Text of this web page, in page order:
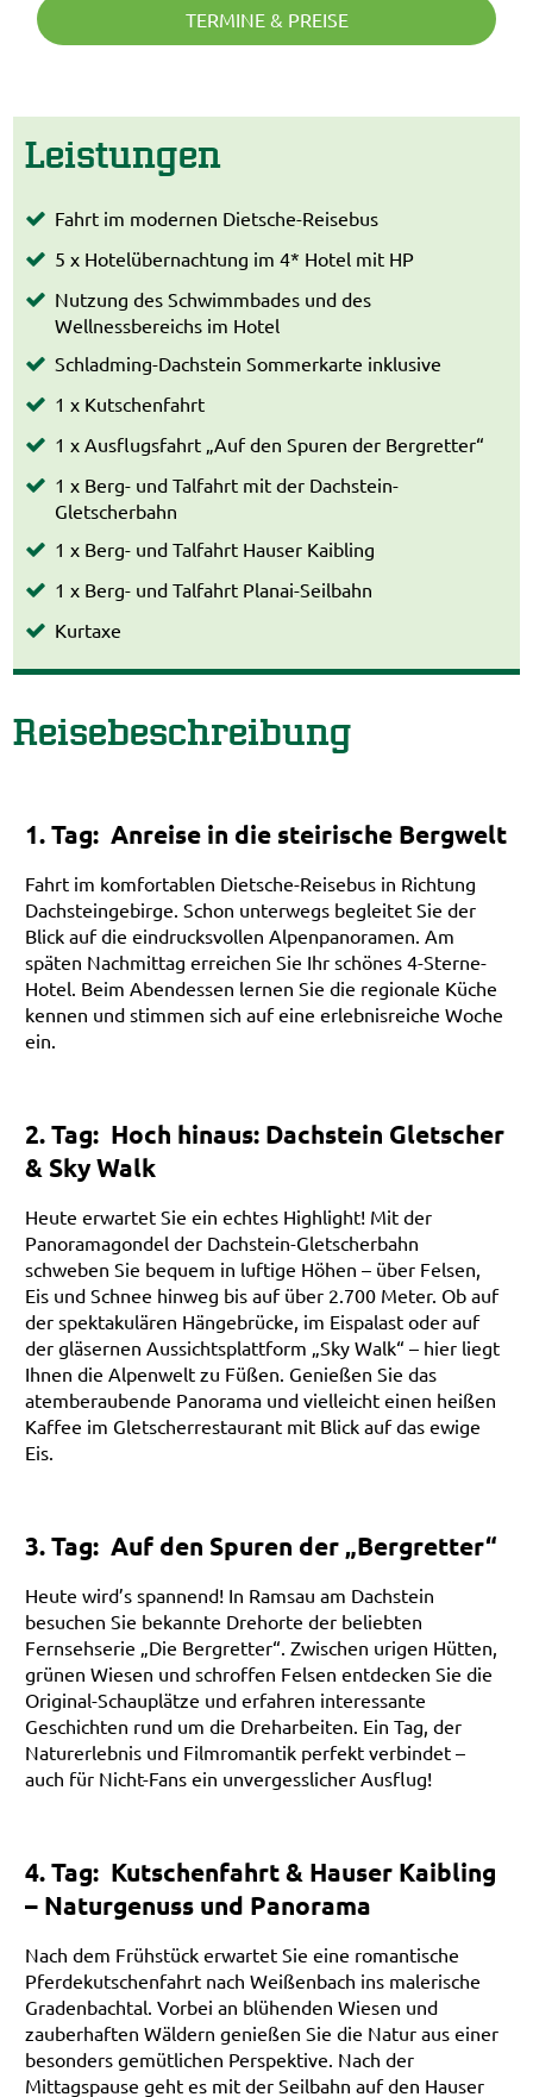
Reisebeschreibung
1. Tag: Anreise in die steirische Bergwelt
Fahrt im komfortablen Dietsche-Reisebus in Richtung
Dachsteingebirge. Schon unterwegs begleitet Sie der
Blick auf die eindrucksvollen Alpenpanoramen. Am
späten Nachmittag erreichen Sie Ihr schönes 4-Sterne-
Hotel. Beim Abendessen lernen Sie die regionale Küche
kennen und stimmen sich auf eine erlebnisreiche Woche
ein.
2. Tag: Hoch hinaus: Dachstein Gletscher
& Sky Walk
Heute erwartet Sie ein echtes Highlight! Mit der
Panoramagondel der Dachstein-Gletscherbahn
schweben Sie bequem in luftige Höhen – über Felsen,
Eis und Schnee hinweg bis auf über 2.700 Meter. Ob auf
der spektakulären Hängebrücke, im Eispalast oder auf
der gläsernen Aussichtsplattform „Sky Walk“ – hier liegt
Ihnen die Alpenwelt zu Füßen. Genießen Sie das
atemberaubende Panorama und vielleicht einen heißen
Kaffee im Gletscherrestaurant mit Blick auf das ewige
Eis.
3. Tag: Auf den Spuren der „Bergretter“
Heute wird’s spannend! In Ramsau am Dachstein
besuchen Sie bekannte Drehorte der beliebten
Fernsehserie „Die Bergretter“. Zwischen urigen Hütten,
grünen Wiesen und schroffen Felsen entdecken Sie die
Original-Schauplätze und erfahren interessante
Geschichten rund um die Dreharbeiten. Ein Tag, der
Naturerlebnis und Filmromantik perfekt verbindet –
auch für Nicht-Fans ein unvergesslicher Ausflug!
4. Tag: Kutschenfahrt & Hauser Kaibling
– Naturgenuss und Panorama
Nach dem Frühstück erwartet Sie eine romantische
Pferdekutschenfahrt nach Weißenbach ins malerische
Gradenbachtal. Vorbei an blühenden Wiesen und
zauberhaften Wäldern genießen Sie die Natur aus einer
besonders gemütlichen Perspektive. Nach der
Mittagspause geht es mit der Seilbahn auf den Hauser
TERMINE & PREISE
Leistungen
Fahrt im modernen Dietsche-Reisebus
5 x Hotelübernachtung im 4* Hotel mit HP
Nutzung des Schwimmbades und des
Wellnessbereichs im Hotel
Schladming-Dachstein Sommerkarte inklusive
1 x Kutschenfahrt
1 x Ausflugsfahrt „Auf den Spuren der Bergretter“
1 x Berg- und Talfahrt mit der Dachstein-
Gletscherbahn
1 x Berg- und Talfahrt Hauser Kaibling
1 x Berg- und Talfahrt Planai-Seilbahn
Kurtaxe